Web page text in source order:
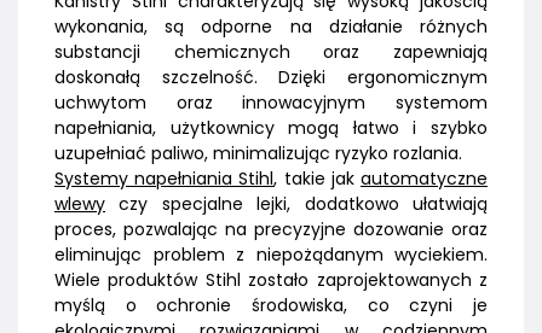
wykonania, są odporne na działanie różnych
substancji chemicznych oraz zapewniają
doskonałą szczelność. Dzięki ergonomicznym
uchwytom oraz innowacyjnym systemom
napełniania, użytkownicy mogą łatwo i szybko
uzupełniać paliwo, minimalizując ryzyko rozlania.
Systemy napełniania Stihl, takie jakautomatyczne
wlewy czy specjalne lejki, dodatkowo ułatwiają
proces, pozwalając na precyzyjne dozowanie oraz
eliminując problem z niepożądanym wyciekiem.
Wiele produktów Stihl zostało zaprojektowanych z
myślą o ochronie środowiska, co czyni je